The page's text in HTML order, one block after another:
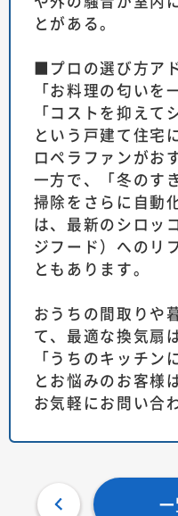
とがある。
■プロの選び方ア
「お料理の匂いを
「コストを抑えて
という戸建て住宅
ロペラファンがお
一方で、「冬のす
掃除をさらに自動
は、最新のシロッ
ジフード）へのリ
ともあります。
おうちの間取りや
て、最適な換気扇
「うちのキッチン
とお悩みのお客様
お気軽にお問い合